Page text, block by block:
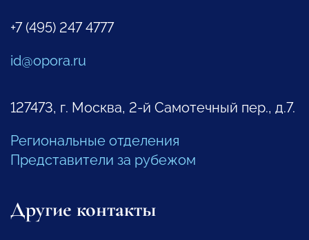
+7 (495) 247 4777
id@opora.ru
127473, г. Москва, 2-й Самотечный пер., д.7.
Региональные отделения
Представители за рубежом
Другие контакты